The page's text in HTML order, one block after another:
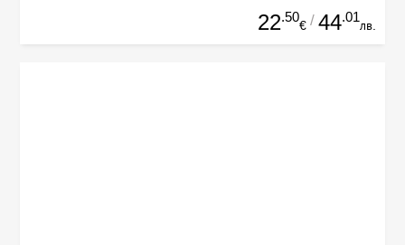
22.50
€ / 44.01
лв.